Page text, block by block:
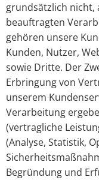
grundsätzlich nicht,
beauftragten
gehören unsere
Kunden, Nutzer,
sowie Dritte. Der
Erbringung von
unserem
Verarbeitung
(vertragliche
(Analyse, Statistik,
Begründung und